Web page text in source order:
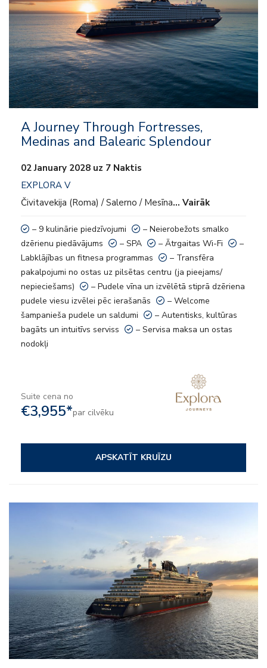
– SPA
– Ātrgaitas Wi-Fi
– Labklājības un fitnesa programmas
– Transfēra pakalpojumi no ostas uz pilsētas centru (ja pieejams/
nepieciešams)
– Pudele vīna un izvēlētā stiprā dzēriena pudele viesu izvēlei pēc
– Autentisks, kultūras bagāts un intuitīvs serviss
– Servisa maksa un ostas nodokļi
A Journey Through Fortresses,
Medinas and Balearic Splendour
02 January 2028 uz 7 Naktis
EXPLORA V
Čivitavekija (Roma) / Salerno / Mesīna… Vairāk
– 9 kulinārie piedzīvojumi
– Neierobežots smalko
dzērienu piedāvājums
– SPA – Ātrgaitas Wi-Fi
–
Labklājības un fitnesa programmas
– Transfēra
pakalpojumi no ostas uz pilsētas centru (ja pieejams/
nepieciešams)
– Pudele vīna un izvēlētā stiprā dzēriena
pudele viesu izvēlei pēc ierašanās
– Welcome
šampanieša pudele un saldumi
– Autentisks, kultūras
bagāts un intuitīvs serviss
– Servisa maksa un ostas
nodokļi
Suite cena no
€3,955*par cilvēku
APSKATĪT KRUĪZU
– Neierobežots smalko dzērienu piedāvājums
– Ātrgaitas Wi-Fi
– Labklājības un fitnesa programmas
– Transfēra pakalpojumi no ostas uz pilsētas centru (ja pieejams/
nepieciešams)